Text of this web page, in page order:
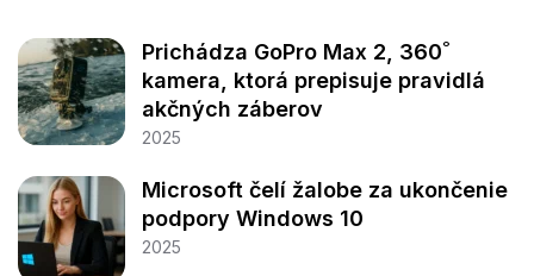
Prichádza GoPro Max 2, 360˚
kamera, ktorá prepisuje pravidlá
akčných záberov
2025
Microsoft čelí žalobe za ukončenie
podpory Windows 10
2025